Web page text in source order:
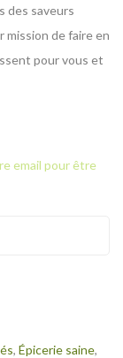
des saveurs
de faire en
pour vous et
email pour être
, Épicerie saine,